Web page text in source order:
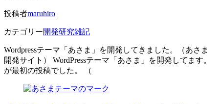
投稿者maruhiro
カテゴリー開発研究雑記
Wordpressテーマ「あさま」を開発してきました。（あさま
開発サイト） WordPressテーマ「あさま」を開発してます。
が最初の投稿でした。 （